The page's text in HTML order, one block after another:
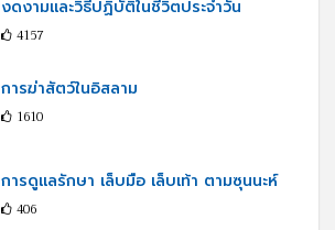
งดงามและวิธีปฏิบัติในชีวิตประจำวัน
4157
การฆ่าสัตว์ในอิสลาม
1610
การดูแลรักษา เล็บมือ เล็บเท้า ตามซุนนะห์
406